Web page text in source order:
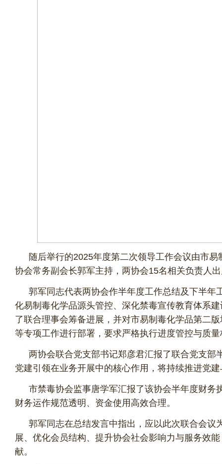
随后举行的2025年度第二次领导工作会议由市
协会常务副会长郭军主持，两协会15名相关负责人
郭军同志代表两协会作半年度工作总结及下半年
化易制毒化学品源头管控、深化禁毒宣传教育体系
了联合理事会筹备进展，并对市易制毒化学品第二
等专项工作进行部署，要求严格执行进度管控与质
两协会联合党支部书记郑彦君汇报了联合党支部
党建引领在业务开展中的核心作用，将持续推进党
市禁毒协会监事唐学军汇报了该协会半年度财务
财务运作规范透明、资金使用高效合理。
郭军同志在总结发言中指出，应以此次联合会议
展、优化会员结构、提升协会社会影响力与服务效
献。